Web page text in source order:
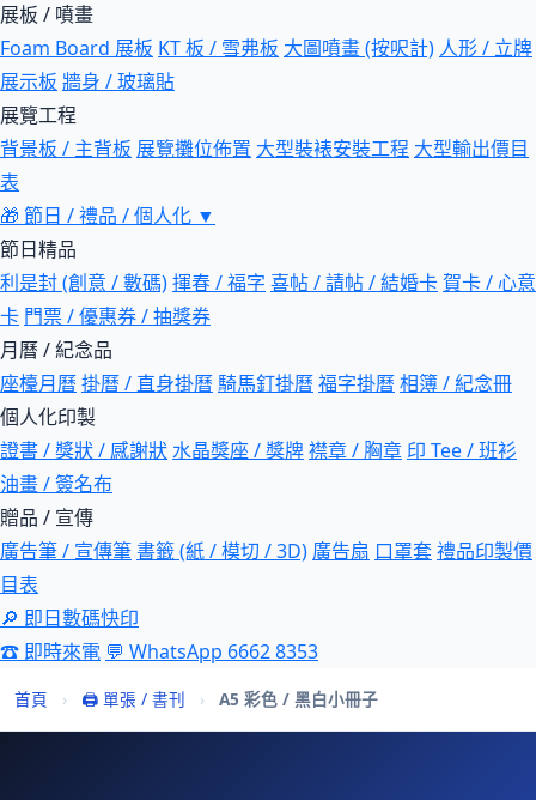
展板 / 噴畫
Foam Board 展板 KT 板 / 雪弗板 大圖噴畫 (按呎計) 人形 / 立牌
展示板 牆身 / 玻璃貼
展覽工程
背景板 / 主背板 展覽攤位佈置 大型裝裱安裝工程 大型輸出價目
表
🎁 節日 / 禮品 / 個人化 ▼
節日精品
利是封 (創意 / 數碼)揮春 / 福字 喜帖 / 請帖 / 結婚卡賀卡 / 心意
卡 門票 / 優惠券 / 抽獎券
月曆 / 紀念品
座檯月曆掛曆 / 直身掛曆騎馬釘掛曆福字掛曆相簿 / 紀念冊
個人化印製
證書 / 獎狀 / 感謝狀水晶獎座 / 獎牌襟章 / 胸章 印 Tee / 班衫
油畫 / 簽名布
贈品 / 宣傳
廣告筆 / 宣傳筆書籤 (紙 / 模切 / 3D) 廣告扇 口罩套禮品印製價
目表
🔎 即日數碼快印
☎ 即時來電 💬 WhatsApp 6662 8353
首頁 › 🖨 單張 / 書刊 › A5 彩色 / 黑白小冊子